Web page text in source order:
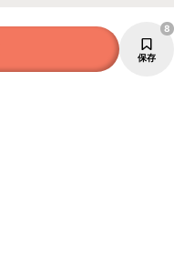
保存
8